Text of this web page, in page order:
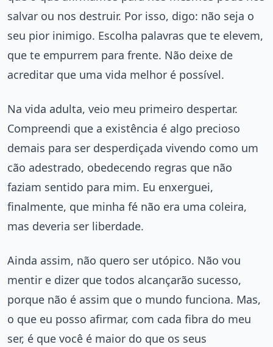
salvar ou nos destruir. Por isso, digo: não seja o
seu pior inimigo. Escolha palavras que te elevem,
que te empurrem para frente. Não deixe de
acreditar que uma vida melhor é possível.
Na vida adulta, veio meu primeiro despertar.
Compreendi que a existência é algo precioso
demais para ser desperdiçada vivendo como um
cão adestrado, obedecendo regras que não
faziam sentido para mim. Eu enxerguei,
finalmente, que minha fé não era uma coleira,
mas deveria ser liberdade.
Ainda assim, não quero ser utópico. Não vou
mentir e dizer que todos alcançarão sucesso,
porque não é assim que o mundo funciona. Mas,
o que eu posso afirmar, com cada fibra do meu
ser, é que você é maior do que os seus